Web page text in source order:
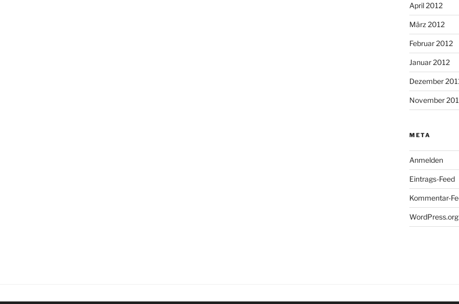
April 2012
März 2012
Februar 2012
Januar 2012
Dezember
November
META
Anmelden
Eintrags-Feed
Kommentar-
WordPress.org